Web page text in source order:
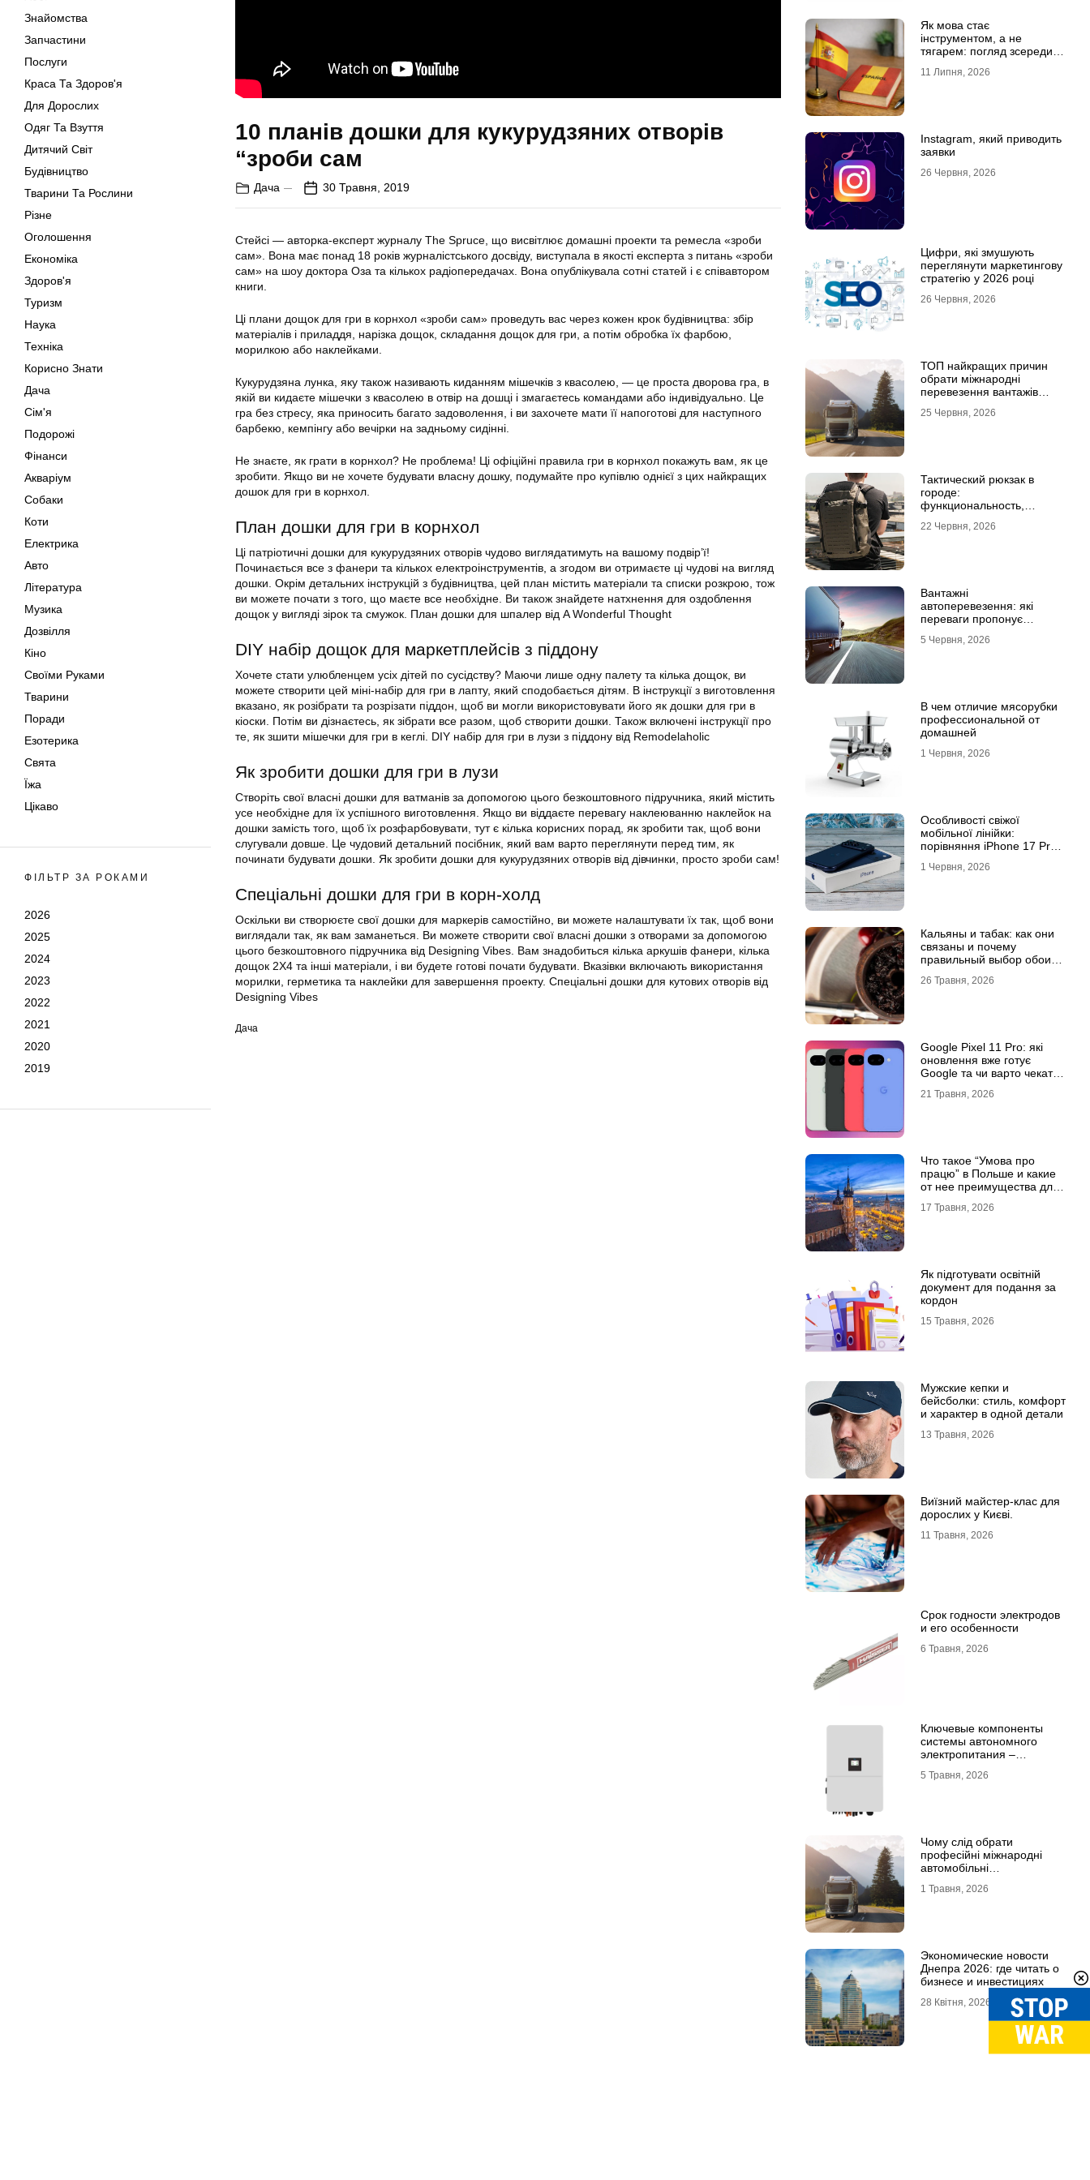
Знайомства
Запчастини
Послуги
Краса Та Здоров'я
Для Дорослих
Одяг Та Взуття
Дитячий Світ
Будівництво
Тварини Та Рослини
Різне
Оголошення
Економіка
Здоров'я
Туризм
Наука
Техніка
Корисно Знати
Дача
Сім'я
Подорожі
Фінанси
Акваріум
Собаки
Коти
Електрика
Авто
Література
Музика
Дозвілля
Кіно
Своїми Руками
Тварини
Поради
Езотерика
Свята
Їжа
Цікаво
ФІЛЬТР ЗА РОКАМИ
2026
2025
2024
2023
2022
2021
2020
2019
10 планів дошки для кукурудзяних отворів
“зроби сам
Дача 30 Травня, 2019
Стейсі — авторка-експерт журналу The Spruce, що висвітлює домашні проекти та ремесла «зроби
сам». Вона має понад 18 років журналістського досвіду, виступала в якості експерта з питань «зроби
сам» на шоу доктора Оза та кількох радіопередачах. Вона опублікувала сотні статей і є співавтором
книги.
Ці плани дощок для гри в корнхол «зроби сам» проведуть вас через кожен крок будівництва: збір
матеріалів і приладдя, нарізка дощок, складання дощок для гри, а потім обробка їх фарбою,
морилкою або наклейками.
Кукурудзяна лунка, яку також називають киданням мішечків з квасолею, — це проста дворова гра, в
якій ви кидаєте мішечки з квасолею в отвір на дошці і змагаєтесь командами або індивідуально. Це
гра без стресу, яка приносить багато задоволення, і ви захочете мати її напоготові для наступного
барбекю, кемпінгу або вечірки на задньому сидінні.
Не знаєте, як грати в корнхол? Не проблема! Ці офіційні правила гри в корнхол покажуть вам, як це
зробити. Якщо ви не хочете будувати власну дошку, подумайте про купівлю однієї з цих найкращих
дошок для гри в корнхол.
План дошки для гри в корнхол
Ці патріотичні дошки для кукурудзяних отворів чудово виглядатимуть на вашому подвір’ї!
Починається все з фанери та кількох електроінструментів, а згодом ви отримаєте ці чудові на вигляд
дошки. Окрім детальних інструкцій з будівництва, цей план містить матеріали та списки розкрою, тож
ви можете почати з того, що маєте все необхідне. Ви також знайдете натхнення для оздоблення
дощок у вигляді зірок та смужок. План дошки для шпалер від A Wonderful Thought
DIY набір дощок для маркетплейсів з піддону
Хочете стати улюбленцем усіх дітей по сусідству? Маючи лише одну палету та кілька дощок, ви
можете створити цей міні-набір для гри в лапту, який сподобається дітям. В інструкції з виготовлення
вказано, як розібрати та розрізати піддон, щоб ви могли використовувати його як дошки для гри в
кіоски. Потім ви дізнаєтесь, як зібрати все разом, щоб створити дошки. Також включені інструкції про
те, як зшити мішечки для гри в кеглі. DIY набір для гри в лузи з піддону від Remodelaholic
Як зробити дошки для гри в лузи
Створіть свої власні дошки для ватманів за допомогою цього безкоштовного підручника, який містить
усе необхідне для їх успішного виготовлення. Якщо ви віддаєте перевагу наклеюванню наклейок на
дошки замість того, щоб їх розфарбовувати, тут є кілька корисних порад, як зробити так, щоб вони
слугували довше. Це чудовий детальний посібник, який вам варто переглянути перед тим, як
починати будувати дошки. Як зробити дошки для кукурудзяних отворів від дівчинки, просто зроби сам!
Спеціальні дошки для гри в корн-холд
Оскільки ви створюєте свої дошки для маркерів самостійно, ви можете налаштувати їх так, щоб вони
виглядали так, як вам заманеться. Ви можете створити свої власні дошки з отворами за допомогою
цього безкоштовного підручника від Designing Vibes. Вам знадобиться кілька аркушів фанери, кілька
дощок 2X4 та інші матеріали, і ви будете готові почати будувати. Вказівки включають використання
морилки, герметика та наклейки для завершення проекту. Спеціальні дошки для кутових отворів від
Designing Vibes
Дача
Як мова стає
інструментом, а не
тягарем: погляд зсередини
11 Липня, 2026
Instagram, який приводить
заявки
26 Червня, 2026
Цифри, які змушують
переглянути маркетингову
стратегію у 2026 році
26 Червня, 2026
ТОП найкращих причин
обрати міжнародні
перевезення вантажів
25 Червня, 2026
Тактический рюкзак в
городе:
функциональность,
глаза
22 Червня, 2026
Вантажні
автоперевезення: які
переваги пропонує
професіоналами
5 Червня, 2026
В чем отличие мясорубки
профессиональной от
домашней
1 Червня, 2026
Особливості свіжої
мобільної лінійки:
порівняння iPhone 17 Pro
1 Червня, 2026
Кальяны и табак: как они
связаны и почему
правильный выбор обоих
26 Травня, 2026
Google Pixel 11 Pro: які
оновлення вже готує
Google та чи варто чекати
21 Травня, 2026
Что такое “Умова про
працю” в Польше и какие
от нее преимущества для
17 Травня, 2026
Як підготувати освітній
документ для подання за
кордон
15 Травня, 2026
Мужские кепки и
бейсболки: стиль, комфорт
и характер в одной детали
13 Травня, 2026
Виїзний майстер-клас для
дорослих у Києві.
11 Травня, 2026
Срок годности электродов
и его особенности
6 Травня, 2026
Ключевые компоненты
системы автономного
электропитания –
DEYE
5 Травня, 2026
Чому слід обрати
професійні міжнародні
автомобільні
1 Травня, 2026
Экономические новости
Днепра 2026: где читать о
бизнесе и инвестициях
28 Квітня, 2026